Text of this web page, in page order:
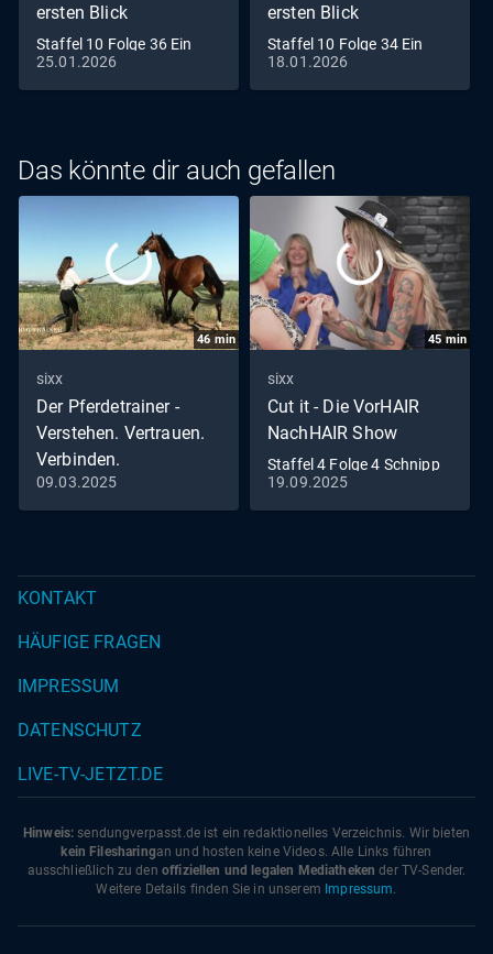
ersten Blick
Staffel 10 Folge 36 Ein
letzter Rückblick
25.01.2026
ersten Blick
Staffel 10 Folge 34 Ein
glückliches Ende?
18.01.2026
Das könnte dir auch gefallen
46min
sixx
Der Pferdetrainer -
Verstehen. Vertrauen.
Verbinden.
Unter der spanischen
Sonne: Raphael Dysli
09.03.2025
45min
sixx
Cut it - Die VorHAIR
NachHAIR Show
Staffel 4 Folge 4 Schnipp
Schnapp - Haare ab
19.09.2025
KONTAKT
HÄUFIGE FRAGEN
IMPRESSUM
DATENSCHUTZ
LIVE-TV-JETZT.DE
Hinweis: sendungverpasst.de ist ein redaktionelles Verzeichnis. Wir bieten
kein Filesharingan und hosten keine Videos. Alle Links führen
ausschließlich zu den offiziellen und legalen Mediatheken der TV-Sender.
Weitere Details finden Sie in unserem Impressum.